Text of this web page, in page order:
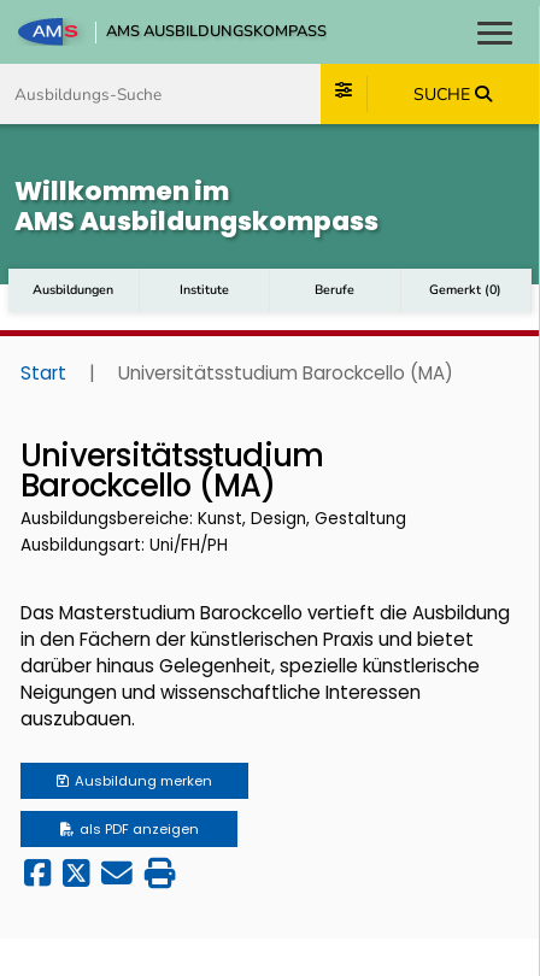
AMS AUSBILDUNGSKOMPASS
SUCHE
Willkommen im
AMS Ausbildungskompass
Ausbildungen Institute Berufe Gemerkt (0)
Start | Universitätsstudium Barockcello (MA)
Universitätsstudium
Barockcello (MA)
Ausbildungsbereiche: Kunst, Design, Gestaltung
Ausbildungsart: Uni/FH/PH
Das Masterstudium Barockcello vertieft die Ausbildung
in den Fächern der künstlerischen Praxis und bietet
darüber hinaus Gelegenheit, spezielle künstlerische
Neigungen und wissenschaftliche Interessen
auszubauen.
Ausbildung merken
als PDF anzeigen